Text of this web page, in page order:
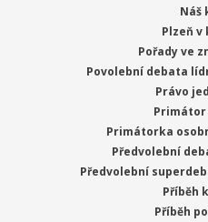
Náš
Plzeň v
Pořady ve
Povolební debata
Právo
Primátor
Primátorka
Předvolební
Předvolební
Příběh
Příběh